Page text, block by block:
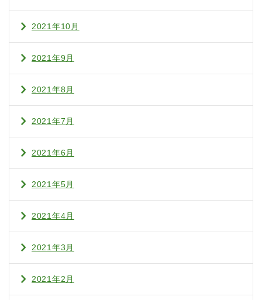
2021年10月
2021年9月
2021年8月
2021年7月
2021年6月
2021年5月
2021年4月
2021年3月
2021年2月